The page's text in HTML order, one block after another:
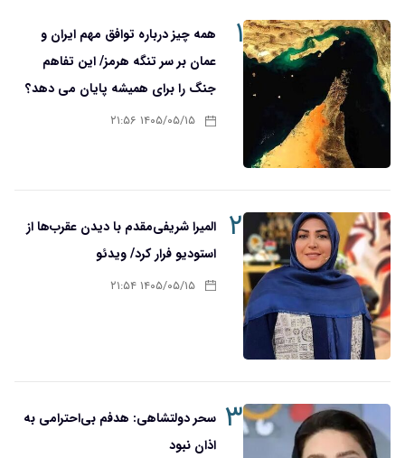
۱
همه چیز درباره توافق مهم ایران و
عمان بر سر تنگه هرمز/ این تفاهم
جنگ را برای همیشه پایان می دهد؟
۱۴۰۵/۰۵/۱۵ ۲۱:۵۶
۲
المیرا شریفی‌مقدم با دیدن عقرب‌ها از
استودیو فرار کرد/ ویدئو
۱۴۰۵/۰۵/۱۵ ۲۱:۵۴
۳ سحر دولتشاهی: هدفم بی‌احترامی به
اذان نبود